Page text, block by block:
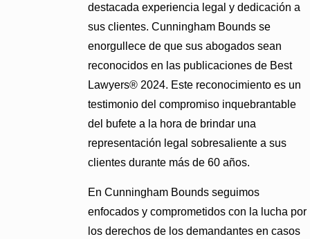
destacada experiencia legal y dedicación a
sus clientes. Cunningham Bounds se
enorgullece de que sus abogados sean
reconocidos en las publicaciones de Best
Lawyers® 2024. Este reconocimiento es un
testimonio del compromiso inquebrantable
del bufete a la hora de brindar una
representación legal sobresaliente a sus
clientes durante más de 60 años.
En Cunningham Bounds seguimos
enfocados y comprometidos con la lucha por
los derechos de los demandantes en casos